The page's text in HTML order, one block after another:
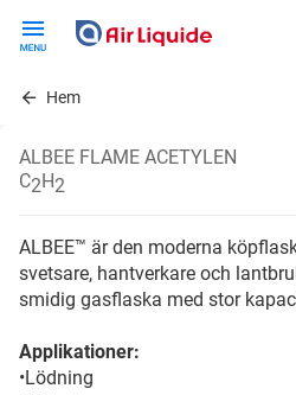
contentHem
ALBEE FLAME ACETYLEN
C2H2
ALBEE™ är den moderna
svetsare, hantverkare och
smidig gasflaska med stor
Applikationer:
•Lödning